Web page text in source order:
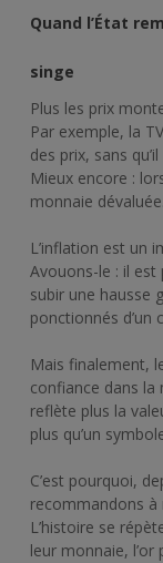
Quand l’État
singe
Plus les prix
Par exemple, la
des prix, sans
Mieux encore :
monnaie dévaluée.
L’inflation est un
Avouons-le : il est
subir une hausse
ponctionnés d’un
Mais finalement,
confiance dans la
reflète plus la
plus qu’un
C’est pourquoi,
recommandons à
L’histoire se
leur monnaie,